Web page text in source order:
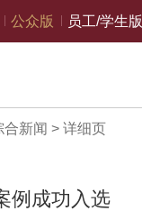
公众版 员工/学生版
合新闻 > 详细页
例成功入选